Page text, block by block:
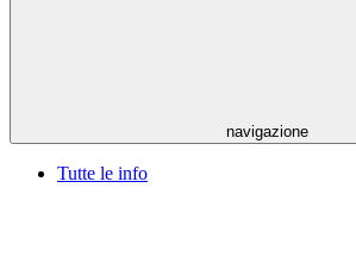
navigazione
Tutte le info